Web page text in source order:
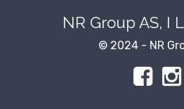
NR Group AS, I
© 2024 - NR